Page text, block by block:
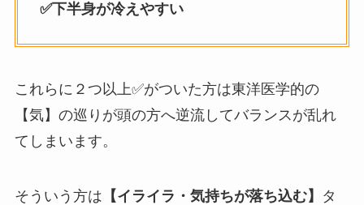
✅下半身が冷えやすい
これらに２つ以上✅がついた方は東洋医学的の
【気】の巡りが頭の方へ逆流してバランスが乱れ
てしまいます。
そういう方は 【イライラ・気持ちが落ち込む】
タ